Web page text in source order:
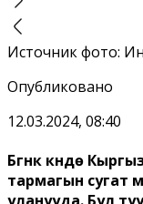
Источник фото:
Опубликовано
12.03.2024, 08:40
Бүгүнкү күндө
тармагын сугат